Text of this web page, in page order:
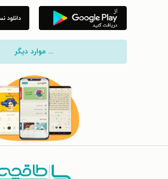
... موارد دیگر